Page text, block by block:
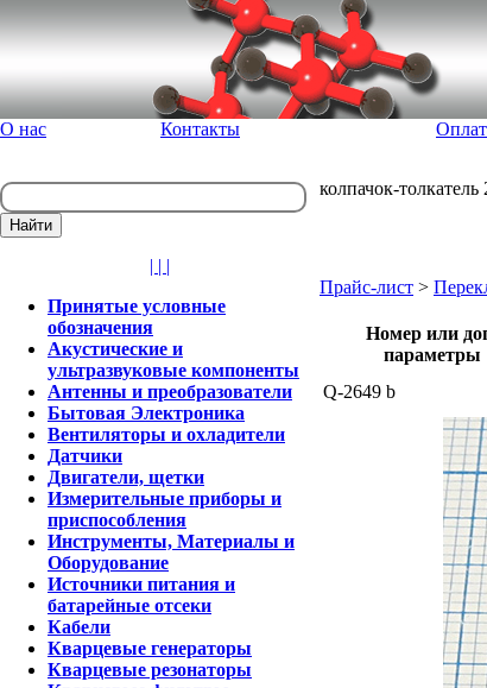
О нас Контакты
колпачок-
| | |
Принятые условные
обозначения
Акустические и
ультразвуковые компоненты
Антенны и преобразователи
Бытовая Электроника
Вентиляторы и охладители
Датчики
Двигатели, щетки
Измерительные приборы и
приспособления
Инструменты, Материалы и
Оборудование
Источники питания и
батарейные отсеки
Кабели
Кварцевые генераторы
Кварцевые резонаторы
Прайс-лист >
Номер или
параметры
Q-2649 b